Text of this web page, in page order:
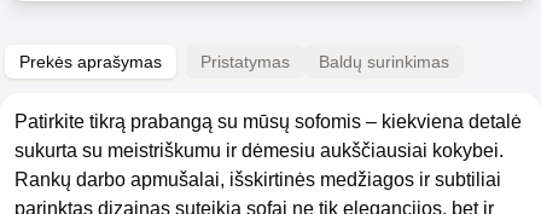
Prekės aprašymas Pristatymas Baldų surinkimas
Patirkite tikrą prabangą su mūsų sofomis – kiekviena detalė
sukurta su meistriškumu ir dėmesiu aukščiausiai kokybei.
Rankų darbo apmušalai, išskirtinės medžiagos ir subtiliai
parinktas dizainas suteikia sofai ne tik elegancijos, bet ir